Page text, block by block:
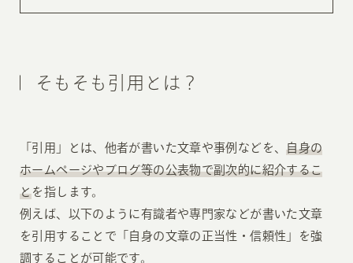
そもそも引用とは？
「引用」とは、他者が書いた文章や事例などを、自身の
ホームページやブログ等の公表物で副次的に紹介するこ
とを指します。
例えば、以下のように有識者や専門家などが書いた文章
を引用することで「自身の文章の正当性・信頼性」を強
調することが可能です。